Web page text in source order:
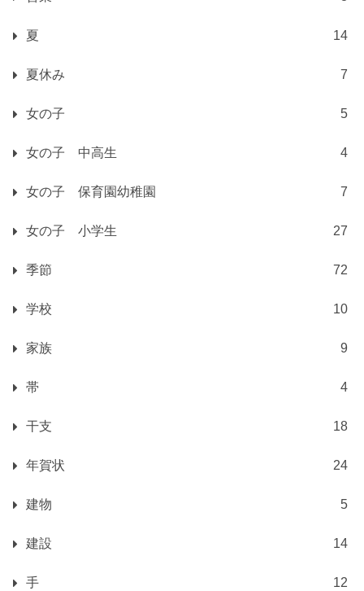
夏 14
夏休み 7
女の子 5
女の子 中高生 4
女の子 保育園幼稚園 7
女の子 小学生 27
季節 72
学校 10
家族 9
帯 4
干支 18
年賀状 24
建物 5
建設 14
手 12